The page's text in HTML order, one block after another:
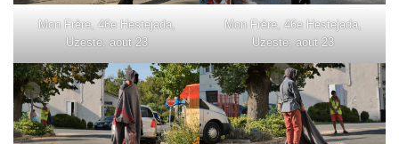
Mon Frère, 46e Hestejada,
Uzeste, aout 23
Mon Frère, 46e Hestejada,
Uzeste, aout 23